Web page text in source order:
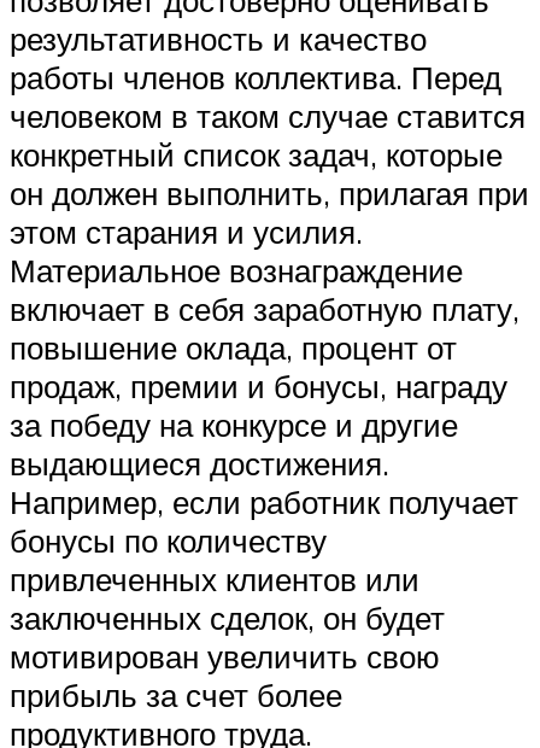
результативность и качество
работы членов коллектива. Перед
человеком в таком случае ставится
конкретный список задач, которые
он должен выполнить, прилагая при
этом старания и усилия.
Материальное вознаграждение
включает в себя заработную плату,
повышение оклада, процент от
продаж, премии и бонусы, награду
за победу на конкурсе и другие
выдающиеся достижения.
Например, если работник получает
бонусы по количеству
привлеченных клиентов или
заключенных сделок, он будет
мотивирован увеличить свою
прибыль за счет более
продуктивного труда.